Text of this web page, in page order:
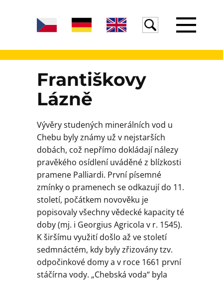
Geologie
Kontakt
Františkovy
Lázně
Vývěry studených minerálních vod u
Chebu byly známy už v nejstarších
dobách, což nepřímo dokládají nálezy
pravěkého osídlení uváděné z blízkosti
pramene Palliardi. První písemné
zmínky o pramenech se odkazují do 11.
století, počátkem novověku je
popisovaly všechny vědecké kapacity té
doby (mj. i Georgius Agricola v r. 1545).
K širšímu využití došlo až ve století
sedmnáctém, kdy byly zřizovány tzv.
odpočinkové domy a v roce 1661 první
stáčírna vody. „Chebská voda“ byla